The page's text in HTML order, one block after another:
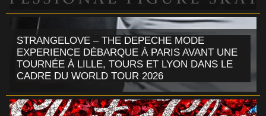
STRANGELOVE – THE DEPECHE MODE
EXPERIENCE DÉBARQUE À PARIS AVANT UNE
TOURNÉE À LILLE, TOURS ET LYON DANS LE
CADRE DU WORLD TOUR 2026